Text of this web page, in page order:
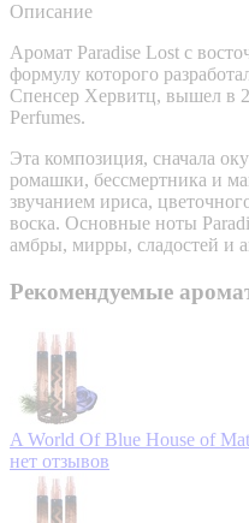
Описание
Аромат Paradise Lost с
формулу которого
Спенсер Хервитц, вышел в
Perfumes.
Эта композиция, сначала
ромашки, бессмертника и
звучанием ириса,
воска. Основные ноты
амбры, мирры, сладостей и
Рекомендуемые
A World Of Blue House of
нет отзывов